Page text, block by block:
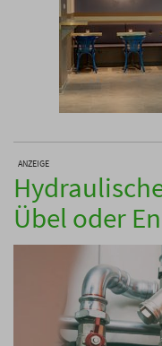
ANZEIGE
Übel oder